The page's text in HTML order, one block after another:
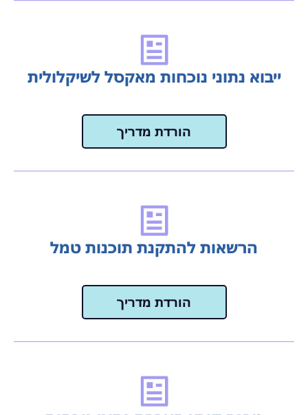
ייבוא נתוני נוכחות מאקסל לשיקלולית
הורדת מדריך
הרשאות להתקנת תוכנות טמל
הורדת מדריך